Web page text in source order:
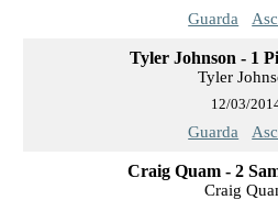
Guarda
Tyler Johnson - 1
Tyler
12/03/
Guarda
Craig Quam - 2
Craig